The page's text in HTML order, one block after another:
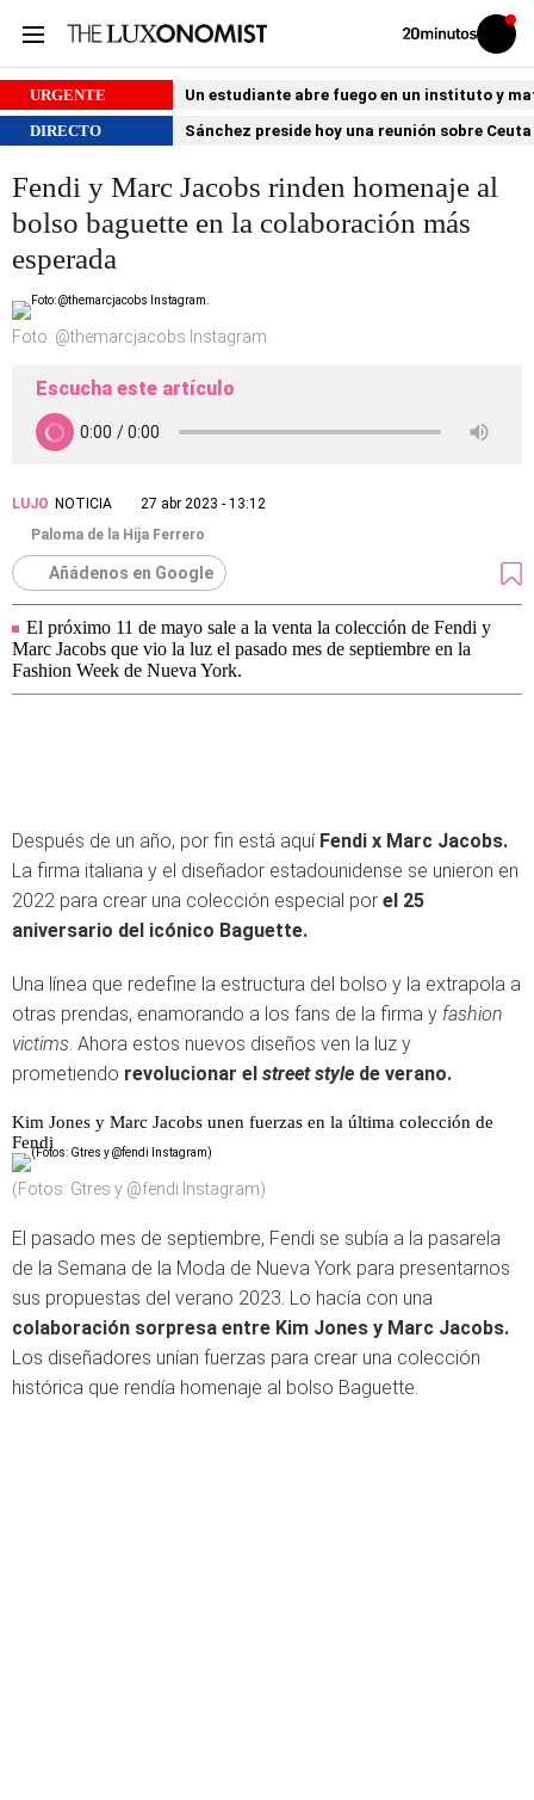
Volver
Iniciar
sesión
URGENTE
Un estudiante abre fuego en un instituto y
DIRECTO
Sánchez preside hoy una reunión sobre
Fendi y Marc Jacobs rinden homenaje al
bolso baguette en la colaboración más
esperada
Foto: @themarcjacobs Instagram.
Escucha este artículo
LUJO NOTICIA
27 abr 2023 - 13:12
Paloma de la Hija Ferrero
Añádenos en Google
El próximo 11 de mayo sale a la venta la colección de Fendi y
Marc Jacobs que vio la luz el pasado mes de septiembre en la
Fashion Week de Nueva York.
Después de un año, por fin está aquíFendi x Marc Jacobs.
La firma italiana y el diseñador estadounidense se unieron en
2022 para crear una colección especial por el 25
aniversario del icónico Baguette.
Una línea que redefine la estructura del bolso y la extrapola a
otras prendas, enamorando a los fans de la firma y fashion
victims. Ahora estos nuevos diseños ven la luz y
prometiendo revolucionar el street style de verano.
Kim Jones y Marc Jacobs unen fuerzas en la última colección de
Fendi
(Fotos: Gtres y @fendi Instagram)
El pasado mes de septiembre, Fendi se subía a la pasarela
de la Semana de la Moda de Nueva York para presentarnos
sus propuestas del verano 2023. Lo hacía con una
colaboración sorpresa entre Kim Jones y Marc Jacobs.
Los diseñadores unían fuerzas para crear una colección
histórica que rendía homenaje al bolso Baguette.